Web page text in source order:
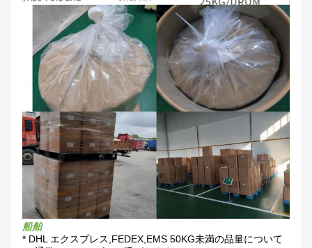
船舶
* DHL エクスプレス,FEDEX,EMS 50KG未満の品量について